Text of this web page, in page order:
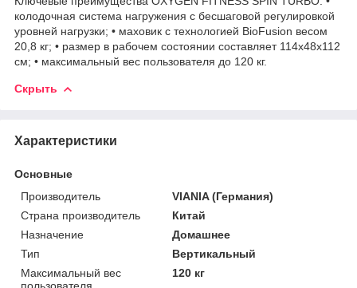
колодочная система нагружения с бесшаговой регулировкой
уровней нагрузки; • маховик с технологией BioFusion весом
20,8 кг; • размер в рабочем состоянии составляет 114x48x112
см; • максимальный вес пользователя до 120 кг.
Скрыть
Характеристики
Основные
Производитель
VIANIA (Германия)
Страна производитель
Китай
Назначение
Домашнее
Тип
Вертикальный
Максимальный вес
пользователя
120 кг